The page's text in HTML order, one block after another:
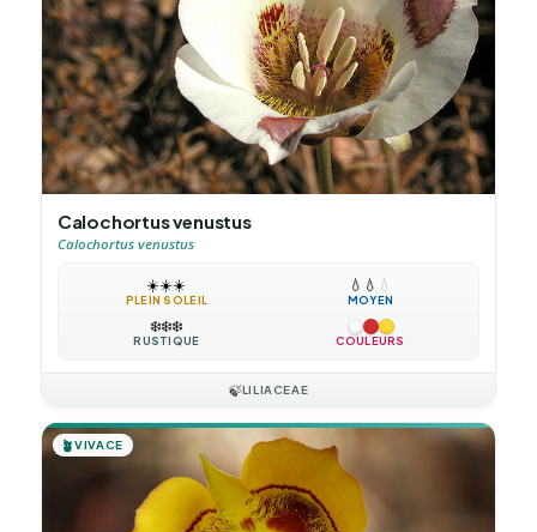
Calochortus venustus
Calochortus venustus
☀️☀️☀️
PLEIN SOLEIL
💧 💧 💧
MOYEN
❄️❄️❄️
RUSTIQUE COULEURS
🍃LILIACEAE
🪴VIVACE